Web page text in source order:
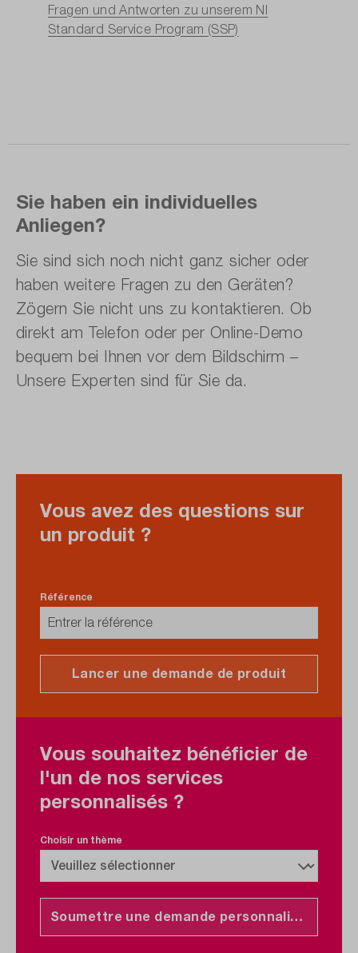
Fragen und Antworten zu unserem NI
Standard Service Program (SSP)
Sie haben ein individuelles
Anliegen?
Sie sind sich noch nicht ganz sicher oder
haben weitere Fragen zu den Geräten?
Zögern Sie nicht uns zu kontaktieren. Ob
direkt am Telefon oder per Online-Demo
bequem bei Ihnen vor dem Bildschirm –
Unsere Experten sind für Sie da.
Vous avez des questions sur
un produit ?
Référence
Lancer une demande de produit
Vous souhaitez bénéficier de
l'un de nos services
personnalisés ?
Choisir un thème
Soumettre une demande personnalisée